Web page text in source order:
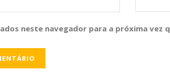
neste navegador para a próxima vez